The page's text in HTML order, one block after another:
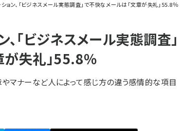
ション、「ビジネスメール実態調査」で不快なメールは「文章が失礼」55.8％
、「ビジネスメール実態調査」
が失礼」55.8％
マナーなど人によって感じ方の違う感情的な項目